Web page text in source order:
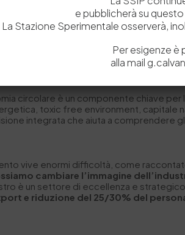
e globale sulla situazione green della
circolare è un componente chiave per
toxic free environment, capitale
integrata che aiuta a comprendere
vive enormi difficoltà, come
cambiare l’immagine
è un settore di eccellenza e
e riduzione del 25/30% del
e pubblicherà su
La Stazione Sperimentale osserverà,
Per esigenze è
alla mail